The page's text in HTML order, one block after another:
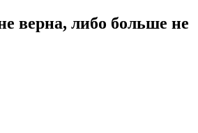
верна, либо больше не